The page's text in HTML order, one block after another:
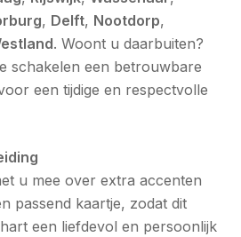
, Delft, Nootdorp,
. Woont u daarbuiten?
schakelen een betrouwbare
een tijdige en respectvolle
u mee over extra accenten
passend kaartje, zodat dit
een liefdevol en persoonlijk